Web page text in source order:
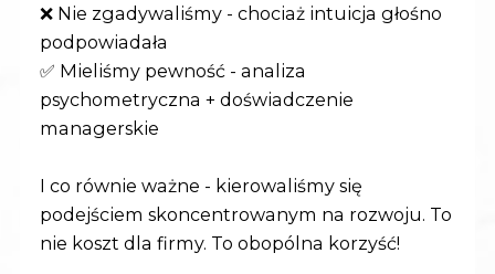
❌ Nie zgadywaliśmy - chociaż intuicja głośno
podpowiadała
✅ Mieliśmy pewność - analiza
psychometryczna + doświadczenie
managerskie
I co równie ważne - kierowaliśmy się
podejściem skoncentrowanym na rozwoju. To
nie koszt dla firmy. To obopólna korzyść!